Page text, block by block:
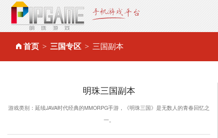
首页 三国专区 三国副本
明珠三国副本
游戏类别：延续JAVA时代经典的MMORPG手游，《明珠三国》是无数人的青春回忆之
一。